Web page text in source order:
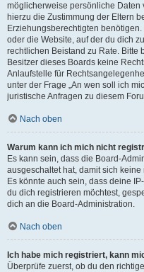
möglicherweise persönliche
hierzu die Zustimmung der Eltern
Erziehungsberechtigten
oder die Website, auf der du dich
rechtlichen Beistand zu Rate. Bitte
Besitzer dieses Boards keine
Anlaufstelle für
unter der Frage „An wen soll ich
juristische Anfragen zu diesem
Nach oben
Warum kann ich mich nicht
Es kann sein, dass die Board-
ausgeschaltet hat, damit sich
Es könnte auch sein, dass deine
du dich registrieren möchtest,
dich an die Board-Administration.
Nach oben
Ich habe mich registriert, kann
Überprüfe zuerst, ob du den